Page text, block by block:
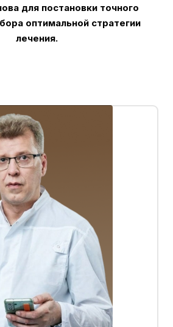
для постановки точного
оптимальной стратегии
лечения.